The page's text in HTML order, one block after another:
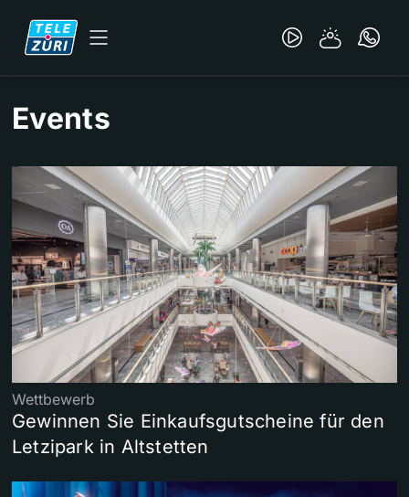
Events
Wettbewerb
Gewinnen Sie Einkaufsgutscheine für den
Letzipark in Altstetten